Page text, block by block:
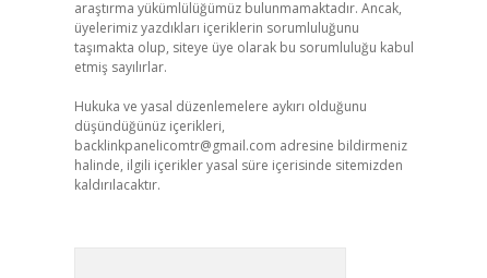
araştırma yükümlülüğümüz bulunmamaktadır. Ancak,
üyelerimiz yazdıkları içeriklerin sorumluluğunu
taşımakta olup, siteye üye olarak bu sorumluluğu kabul
etmiş sayılırlar.
Hukuka ve yasal düzenlemelere aykırı olduğunu
düşündüğünüz içerikleri,
backlinkpanelicomtr@gmail.com adresine bildirmeniz
halinde, ilgili içerikler yasal süre içerisinde sitemizden
kaldırılacaktır.